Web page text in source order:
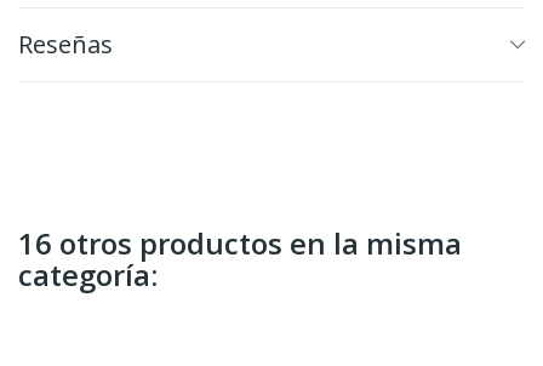
Reseñas
16 otros productos en la misma
categoría: